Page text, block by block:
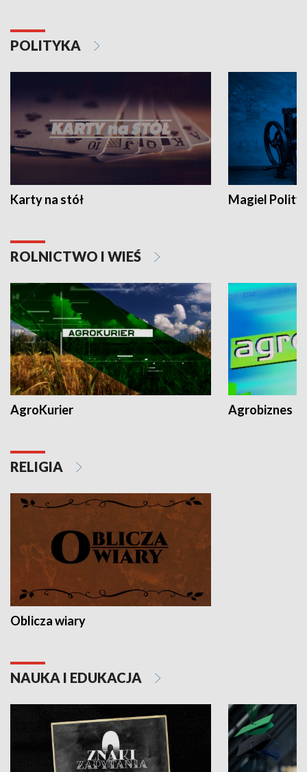
POLITYKA
Karty na stół Magiel
ROLNICTWO I WIEŚ
AgroKurier Agrobiznes
RELIGIA
Oblicza wiary
NAUKA I EDUKACJA